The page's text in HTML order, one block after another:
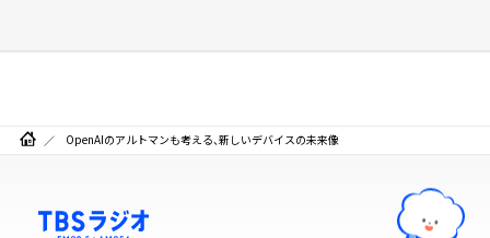
OpenAIのアルトマンも考える、新しいデバイスの未来像